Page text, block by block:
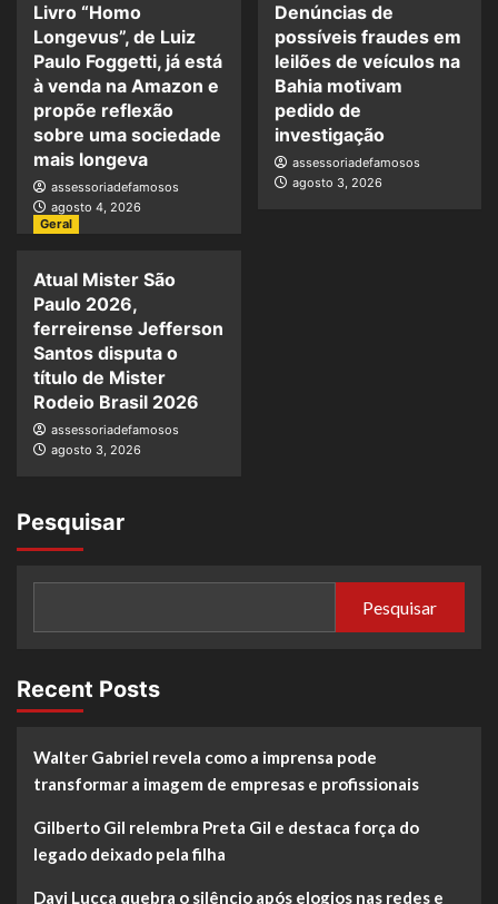
Livro “Homo
Longevus”, de Luiz
Paulo Foggetti, já está
à venda na Amazon e
propõe reflexão
sobre uma sociedade
mais longeva
assessoriadefamosos
agosto 4, 2026
Denúncias de
possíveis fraudes em
leilões de veículos na
Bahia motivam
pedido de
investigação
assessoriadefamosos
agosto 3, 2026
Geral
Atual Mister São
Paulo 2026,
ferreirense Jefferson
Santos disputa o
título de Mister
Rodeio Brasil 2026
assessoriadefamosos
agosto 3, 2026
Pesquisar
Pesquisar
Recent Posts
Walter Gabriel revela como a imprensa pode
transformar a imagem de empresas e profissionais
Gilberto Gil relembra Preta Gil e destaca força do
legado deixado pela filha
Davi Lucca quebra o silêncio após elogios nas redes e